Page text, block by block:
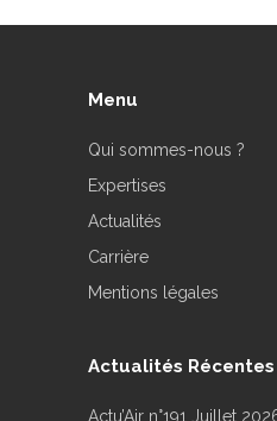
Menu
Qui sommes-nous ?
Expertises
Actualités
Carrière
Mentions légales
Actualités Récentes
Actu’Air n°191 Juillet